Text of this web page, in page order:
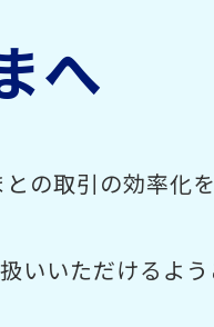
へ
の取引の効率化
いいただけるよ